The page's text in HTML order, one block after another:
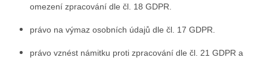
omezení zpracování dle čl. 18 GDPR.
právo na výmaz osobních údajů dle čl. 17 GDPR.
právo vznést námitku proti zpracování dle čl. 21 GDPR a